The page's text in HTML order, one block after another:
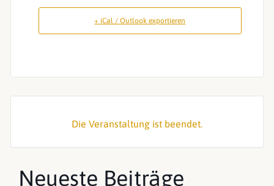
+ iCal / Outlook exportieren
Die Veranstaltung ist beendet.
Neueste Beiträge